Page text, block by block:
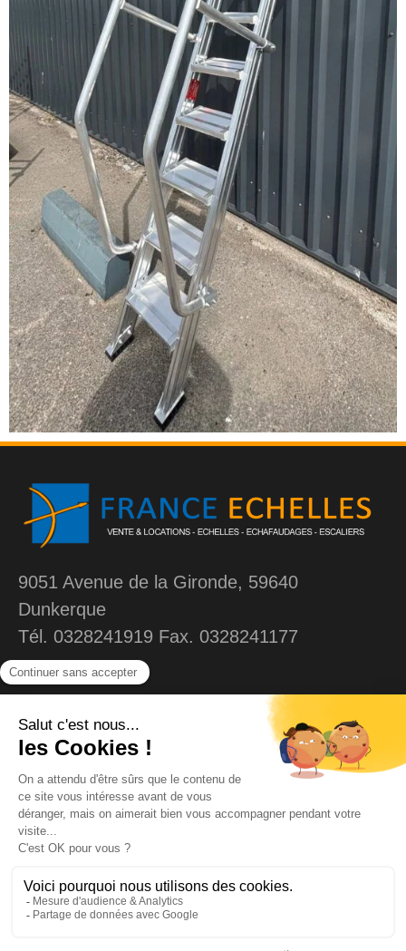
9051 Avenue de la Gironde, 59640
Dunkerque
Tél. 0328241919 Fax. 0328241177
MENU
Accueil
Echelles
Plateforme individuelle
Echafaudages
Matériels
Contact
Mentions légales
Confidentialités et
Cookies